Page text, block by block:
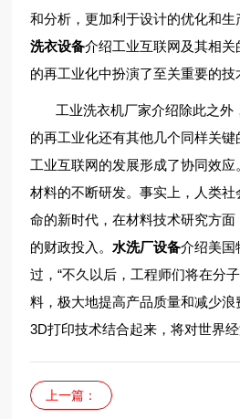
和分析，更加利于设计的优化和生
洗衣设备介绍工业互联网及其相
的再工业化中扮演了至关重要的技
工业洗衣机厂家介绍除此之外
的再工业化还有其他几个同样关
工业互联网的发展形成了协同效
材料的不断研发。事实上，人类
命的新时代，在材料技术研究方
的财政投入。水洗厂设备介绍美国
过，“不久以后，工程师们将在分
料，极大地提高产品质量和减少浪
3D打印技术结合起来，将对世界经
上一篇：